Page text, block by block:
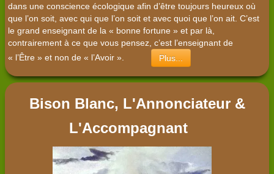
dans une conscience écologique afin d’être toujours heureux où
que l’on soit, avec qui que l’on soit et avec quoi que l’on ait. C’est
le grand enseignant de la « bonne fortune » et par là,
contrairement à ce que vous pensez, c’est l’enseignant de
« l’Être » et non de « l’Avoir ».
Plus...
Bison Blanc, L'Annonciateur &
L'Accompagnant